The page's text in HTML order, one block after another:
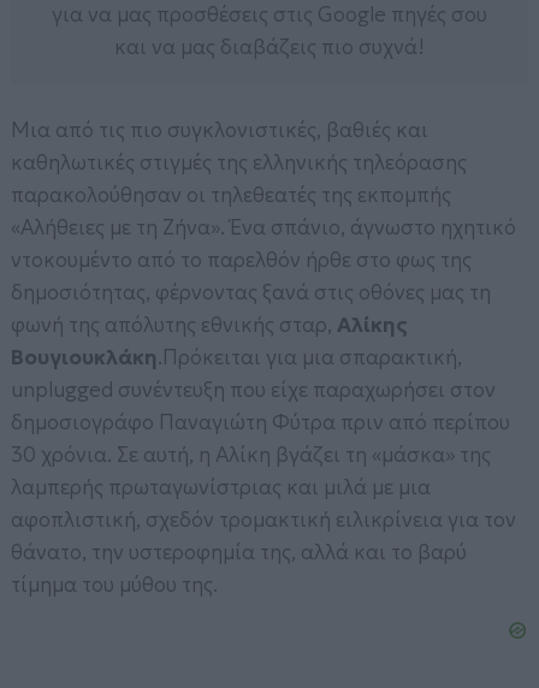
για να μας προσθέσεις στις Google πηγές σου
και να μας διαβάζεις πιο συχνά!
Μια από τις πιο συγκλονιστικές, βαθιές και
καθηλωτικές στιγμές της ελληνικής τηλεόρασης
παρακολούθησαν οι τηλεθεατές της εκπομπής
«Αλήθειες με τη Ζήνα». Ένα σπάνιο, άγνωστο ηχητικό
ντοκουμέντο από το παρελθόν ήρθε στο φως της
δημοσιότητας, φέρνοντας ξανά στις οθόνες μας τη
φωνή της απόλυτης εθνικής σταρ, Αλίκης
Βουγιουκλάκη.Πρόκειται για μια σπαρακτική,
unplugged συνέντευξη που είχε παραχωρήσει στον
δημοσιογράφο Παναγιώτη Φύτρα πριν από περίπου
30 χρόνια. Σε αυτή, η Αλίκη βγάζει τη «μάσκα» της
λαμπερής πρωταγωνίστριας και μιλά με μια
αφοπλιστική, σχεδόν τρομακτική ειλικρίνεια για τον
θάνατο, την υστεροφημία της, αλλά και το βαρύ
τίμημα του μύθου της.